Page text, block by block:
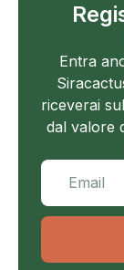
Entra
riceverai
dal valore